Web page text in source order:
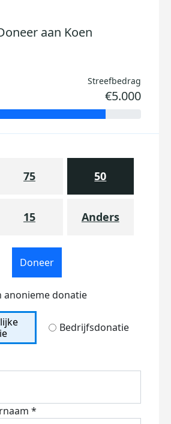
aan Koen
Streefbedrag
€5.000
75 50
15 Anders
Doneer
anonieme donatie
Bedrijfsdonatie
*